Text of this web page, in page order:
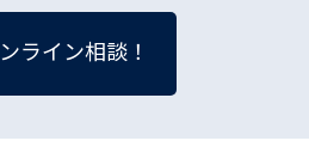
ライン相談！